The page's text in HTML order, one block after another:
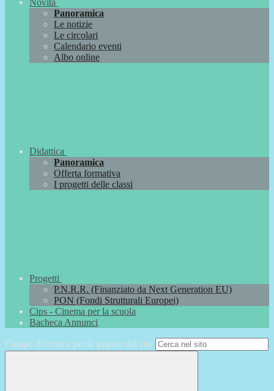
Novità
Panoramica
Le notizie
Le circolari
Calendario eventi
Albo online
Didattica
Panoramica
Offerta formativa
I progetti delle classi
Progetti
P.N.R.R. (Finanziato da Next Generation EU)
PON (Fondi Strutturali Europei)
Cips - Cinema per la scuola
Bacheca Annunci
Campo di ricerca per le pagine del sito